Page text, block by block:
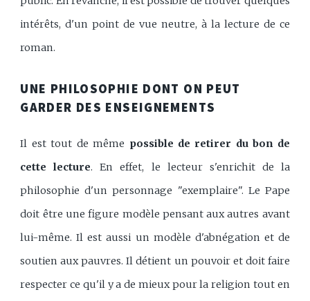
intérêts, d'un point de vue neutre, à la lecture de ce
roman.
UNE PHILOSOPHIE DONT ON PEUT
GARDER DES ENSEIGNEMENTS
Il est tout de même possible de retirer du bon de
cette lecture. En effet, le lecteur s'enrichit de la
philosophie d'un personnage "exemplaire". Le Pape
doit être une figure modèle pensant aux autres avant
lui-même. Il est aussi un modèle d'abnégation et de
soutien aux pauvres. Il détient un pouvoir et doit faire
respecter ce qu'il y a de mieux pour la religion tout en